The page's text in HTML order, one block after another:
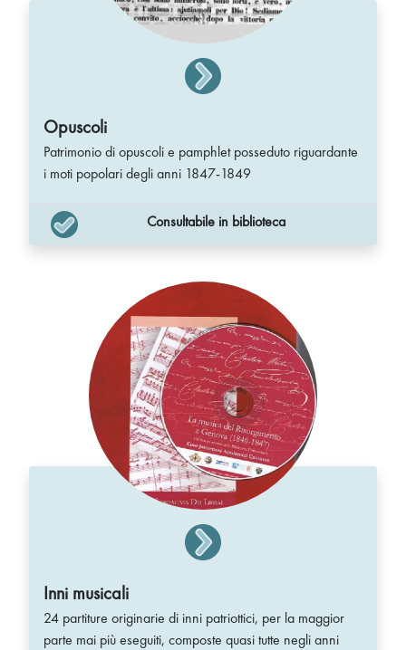
Opuscoli
Patrimonio di opuscoli e pamphlet posseduto riguardante
i moti popolari degli anni 1847-1849
Consultabile in biblioteca
Inni musicali
24 partiture originarie di inni patriottici, per la maggior
parte mai più eseguiti, composte quasi tutte negli anni